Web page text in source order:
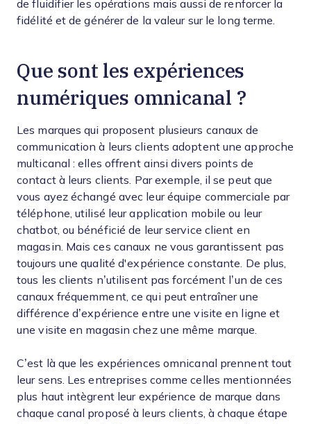
de fluidifier les opérations mais aussi de renforcer la
fidélité et de générer de la valeur sur le long terme.
Que sont les expériences
numériques omnicanal ?
Les marques qui proposent plusieurs canaux de
communication à leurs clients adoptent une approche
multicanal : elles offrent ainsi divers points de
contact à leurs clients. Par exemple, il se peut que
vous ayez échangé avec leur équipe commerciale par
téléphone, utilisé leur application mobile ou leur
chatbot, ou bénéficié de leur service client en
magasin. Mais ces canaux ne vous garantissent pas
toujours une qualité d'expérience constante. De plus,
tous les clients n’utilisent pas forcément l’un de ces
canaux fréquemment, ce qui peut entraîner une
différence d’expérience entre une visite en ligne et
une visite en magasin chez une même marque.
C’est là que les expériences omnicanal prennent tout
leur sens. Les entreprises comme celles mentionnées
plus haut intègrent leur expérience de marque dans
chaque canal proposé à leurs clients, à chaque étape